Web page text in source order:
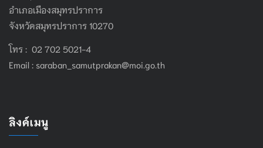
อำเภอเมืองสมุทรปราการ
จังหวัดสมุทรปราการ 10270
โทร : 02 702 5021-4
Email : saraban_samutprakan@moi.go.th
ลิงค์เมนู